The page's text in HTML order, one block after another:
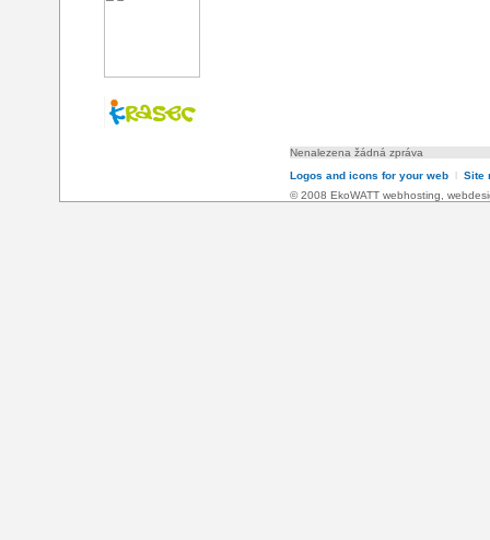
Nenalezena žádná zpráva
Logos and icons for your web l Site
© 2008 EkoWATT webhosting,